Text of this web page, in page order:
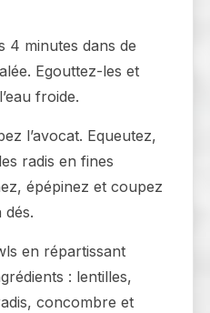
4 minutes dans de
Egouttez-les et
froide.
l’avocat. Equeutez,
radis en fines
épépinez et coupez
en répartissant
: lentilles,
concombre et